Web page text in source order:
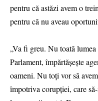
pentru că astăzi avem o
pentru că nu aveau
„Va fi greu. Nu toată
Parlament, împărtășește
oameni. Nu toți vor să
împotriva corupției, care